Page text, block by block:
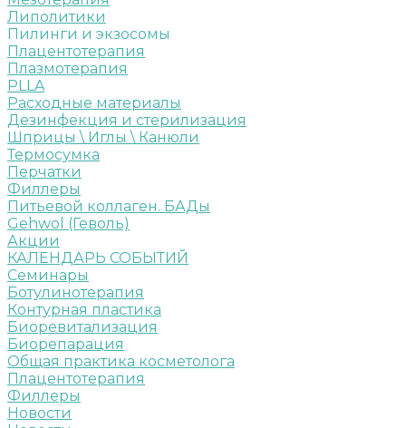
Липолитики
Пилинги и экзосомы
Плацентотерапия
Плазмотерапия
PLLA
Расходные материалы
Дезинфекция и стерилизация
Шприцы \ Иглы \ Канюли
Термосумка
Перчатки
Филлеры
Питьевой коллаген. БАДы
Gehwol (Геволь)
Акции
КАЛЕНДАРЬ СОБЫТИЙ
Семинары
Ботулинотерапия
Контурная пластика
Биоревитализация
Биорепарация
Общая практика косметолога
Плацентотерапия
Филлеры
Новости